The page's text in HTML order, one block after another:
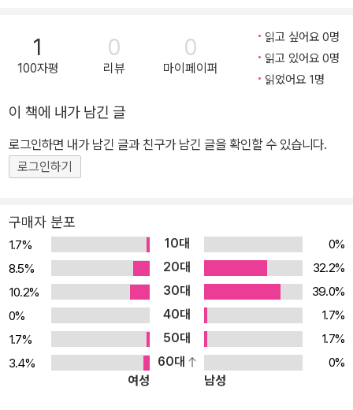
필했다. 공단기, 우리경찰학원, 이그잼, 윌비스, 소방단기와 소방사관
학원에서 경찰, 소방, 공직면접을 지도하여 대한민국에서 가장 많은
학생들과 만났으며 가장 많은 합격생을 배출했다. ‘면접대비’는 공장
개발, 체계성을 바탕으로 어떤 누구라도 면접의 달인으로 만들어 내
는 시스템을 구현해 내고 있다. [학력] • 명지대학교 법과대학 법학과
졸업 • 명지대학교 대학원 법학과 졸업(헌법전공) • 명지대학교 사회
면접학원 대표 • 평생교육진흥원 법학교수 • 간도연구학회 연구이사
• 독도연구학회 연구원 • EBS NCS 교재 집필 • 공기업단기 NCS
강사 • 공단기 공직면접 대표강사 [강의 경력] • 이그잼 경찰면접 강
사 • 프라임 법학원 경찰간부 면접 강사 • 윌비스 경찰면접 강사 • 우
리경찰학원 경찰면접 강사 • 미래인재 경찰면접강사 • 에듀모어 경찰
면접 강사 • 소방사관학원 소방면접 강사 • 소방단기 소방면접 강사
• 에듀모어 공직면접 강사 • 전주공무원학원 공직면접 강사 • 공기업
단기 NCS 면접강사 • 이그잼 공직면접 강사 • 합격의 법학원 공직면
만으로 준비될 수 없습니다. 그것은 동영상으로 수영을 배울 수 없는
것과 같은 이치입니다. 면접은 남의 이야기가 아니라 나의 이야기이
부여서도 안됩니다. 상품이 아닌, 꿈을 이루는 분들의 손에 늘 붙어있
는 ‘책’이기를 바랍니다. 낙서하세요. 거칠더라도 자신의 말로, 손으로
적어보세요. 이 책에 씌어진 모든 것들은 참고일 뿐이지 정답이 아닙
니다. 면접에는 정답이 없습니다. 혹 있다면 오직 여러분의 이야기가
지 마세요. 세상을 속이려 들지 마세요. 말을 해야 합니다. 오직 여러
분 안의 진심을 찾아 나답게 전할 수 있도록 하세요. 저의 역할은 여러
분의 ‘진심’을 함께 다듬어 내는 것이라 생각합니다. 님을 모시게 되어
영광입니다. 이 책을 마지막으로 반드시 합격하시기를 간절히 기도드
립니다. 차근욱 공직면접은 오직 ‘진심’입니다. 覺玄濟에서 車 根
旭 回向
1
100자평
0
리뷰
0
마이페이퍼
읽고 싶어요 0명
읽고 있어요 0명
읽었어요 1명
이 책에 내가 남긴 글
로그인하면 내가 남긴 글과 친구가 남긴 글을 확인할 수 있습니다.
로그인하기
구매자 분포
1.7% 10대
0%
8.5%
20대
32.2%
10.2%
30대
39.0%
0%
40대
1.7%
1.7%
50대
1.7%
3.4%
60대
0%
여성
남성